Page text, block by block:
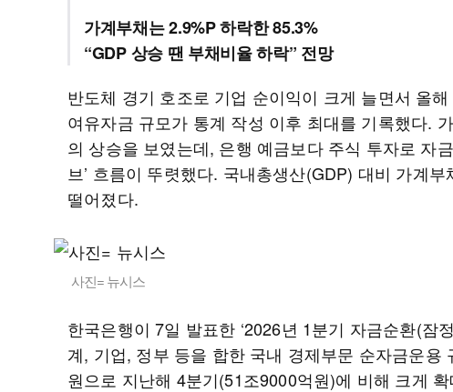
가계부채는 2.9%P 하락한 85.3%
“GDP 상승 땐 부채비율 하락” 전망
반도체 경기 호조로 기업 순이익이 크게 늘면서 올
여유자금 규모가 통계 작성 이후 최대를 기록했다.
의 상승을 보였는데, 은행 예금보다 주식 투자로 자
브’ 흐름이 뚜렷했다. 국내총생산(GDP) 대비 가계
떨어졌다.
사진= 뉴시스
한국은행이 7일 발표한 ‘2026년 1분기 자금순환(잠
계, 기업, 정부 등을 합한 국내 경제부문 순자금운용
원으로 지난해 4분기(51조9000억원)에 비해 크게